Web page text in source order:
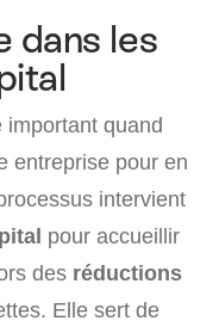
dans les
important quand
entreprise pour en
intervient
pour accueillir
des réductions
Elle sert de